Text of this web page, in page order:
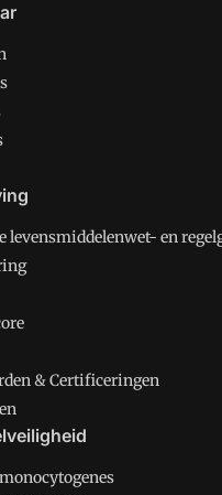
levensmiddelenwet- en
& Certificeringen